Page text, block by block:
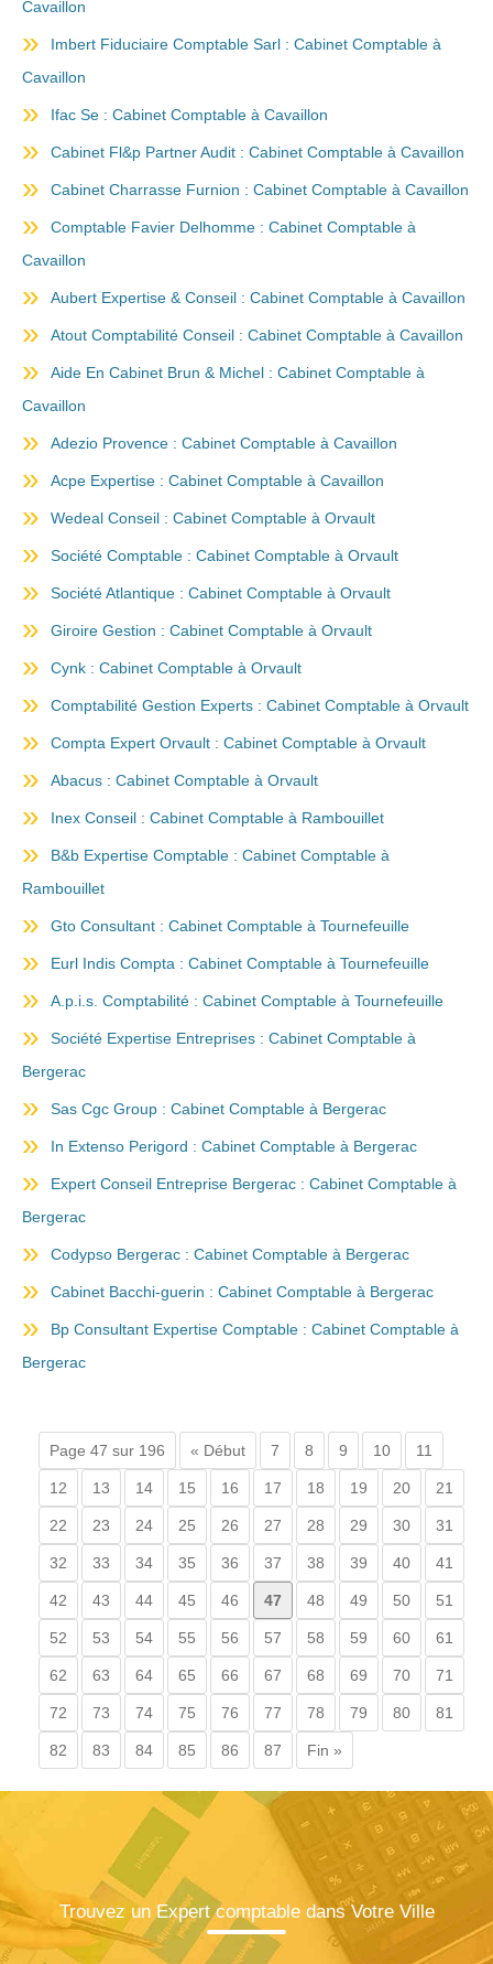
Cavaillon
Imbert Fiduciaire Comptable Sarl : Cabinet Comptable à
Cavaillon
Ifac Se : Cabinet Comptable à Cavaillon
Cabinet Fl&p Partner Audit : Cabinet Comptable à Cavaillon
Cabinet Charrasse Furnion : Cabinet Comptable à Cavaillon
Comptable Favier Delhomme : Cabinet Comptable à
Cavaillon
Aubert Expertise & Conseil : Cabinet Comptable à Cavaillon
Atout Comptabilité Conseil : Cabinet Comptable à Cavaillon
Aide En Cabinet Brun & Michel : Cabinet Comptable à
Cavaillon
Adezio Provence : Cabinet Comptable à Cavaillon
Acpe Expertise : Cabinet Comptable à Cavaillon
Wedeal Conseil : Cabinet Comptable à Orvault
Société Comptable : Cabinet Comptable à Orvault
Société Atlantique : Cabinet Comptable à Orvault
Giroire Gestion : Cabinet Comptable à Orvault
Cynk : Cabinet Comptable à Orvault
Comptabilité Gestion Experts : Cabinet Comptable à Orvault
Compta Expert Orvault : Cabinet Comptable à Orvault
Abacus : Cabinet Comptable à Orvault
Inex Conseil : Cabinet Comptable à Rambouillet
B&b Expertise Comptable : Cabinet Comptable à
Rambouillet
Gto Consultant : Cabinet Comptable à Tournefeuille
Eurl Indis Compta : Cabinet Comptable à Tournefeuille
A.p.i.s. Comptabilité : Cabinet Comptable à Tournefeuille
Société Expertise Entreprises : Cabinet Comptable à
Bergerac
Sas Cgc Group : Cabinet Comptable à Bergerac
In Extenso Perigord : Cabinet Comptable à Bergerac
Expert Conseil Entreprise Bergerac : Cabinet Comptable à
Bergerac
Codypso Bergerac : Cabinet Comptable à Bergerac
Cabinet Bacchi-guerin : Cabinet Comptable à Bergerac
Bp Consultant Expertise Comptable : Cabinet Comptable à
Bergerac
Page 47 sur 196 « Début 7 8 9 10 11
12 13 14 15 16 17 18 19 20 21
22 23 24 25 26 27 28 29 30 31
32 33 34 35 36 37 38 39 40 41
42 43 44 45 46 47 48 49 50 51
52 53 54 55 56 57 58 59 60 61
62 63 64 65 66 67 68 69 70 71
72 73 74 75 76 77 78 79 80 81
82 83 84 85 86 87 Fin »
Trouvez un Expert comptable dans Votre Ville